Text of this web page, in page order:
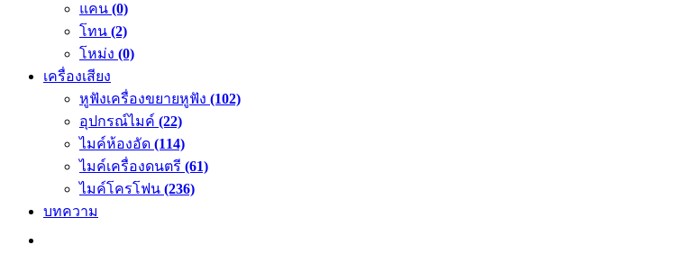
แคน (0)
โทน (2)
โหม่ง (0)
เครื่องเสียง
หูฟังเครื่องขยายหูฟัง (102)
อุปกรณ์ไมค์ (22)
ไมค์ห้องอัด (114)
ไมค์เครื่องดนตรี (61)
ไมค์โครโฟน (236)
บทความ